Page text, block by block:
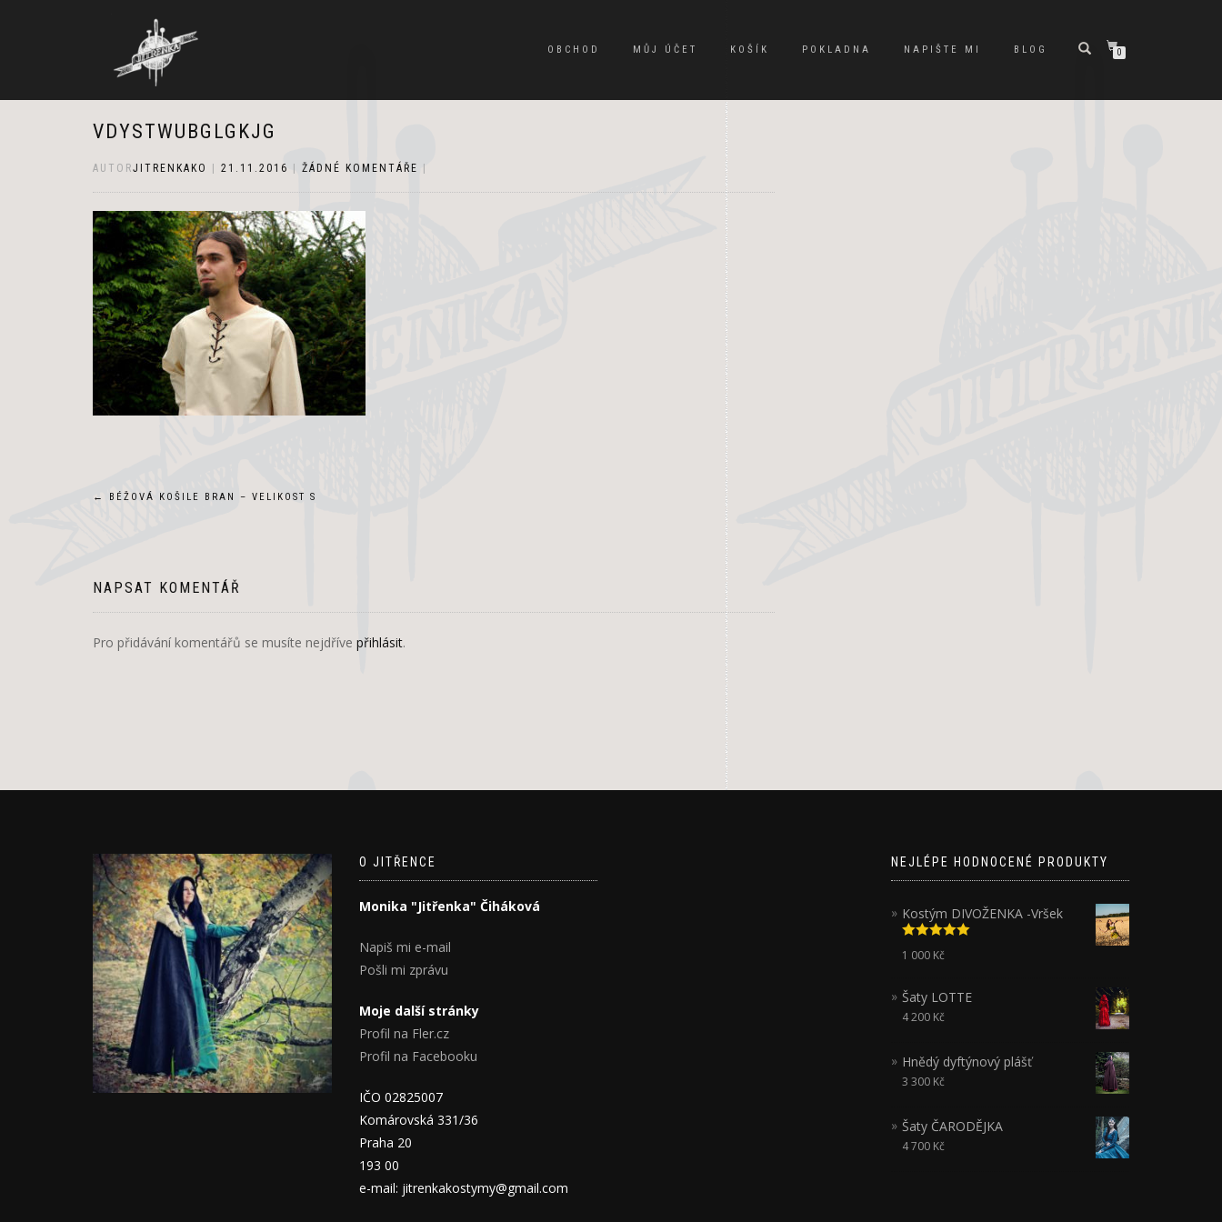
OBCHOD MŮJ ÚČET KOŠÍK POKLADNA NAPIŠTE MI BLOG 0
VDYSTWUBGLGKJG
AUTORJITRENKAKO 21.11.2016 ŽÁDNÉ KOMENTÁŘE
Navigace
příspěvek
← BÉŽOVÁ KOŠILE BRAN – VELIKOST S
NAPSAT KOMENTÁŘ
Pro přidávání komentářů se musíte nejdříve přihlásit.
O JITŘENCE
Monika "Jitřenka" Čiháková
Napiš mi e-mail
Pošli mi zprávu
Moje další stránky
Profil na Fler.cz
Profil na Facebooku
IČO 02825007
Komárovská 331/36
Praha 20
193 00
e-mail: jitrenkakostymy@gmail.com
NEJLÉPE HODNOCENÉ PRODUKTY
Kostým DIVOŽENKA -Vršek
Hodnocení
5.00z 5
1 000 Kč
Šaty LOTTE
4 200 Kč
Hnědý dyftýnový plášť
3 300 Kč
Šaty ČARODĚJKA
4 700 Kč